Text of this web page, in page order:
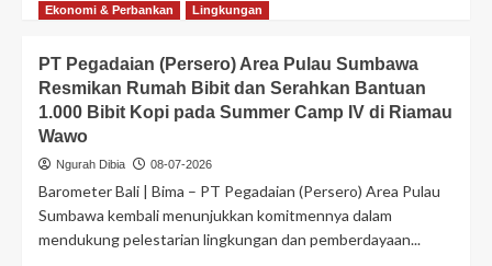
Ekonomi & Perbankan Lingkungan
PT Pegadaian (Persero) Area Pulau Sumbawa
Resmikan Rumah Bibit dan Serahkan Bantuan
1.000 Bibit Kopi pada Summer Camp IV di Riamau
Wawo
Ngurah Dibia 08-07-2026
Barometer Bali | Bima – PT Pegadaian (Persero) Area Pulau
Sumbawa kembali menunjukkan komitmennya dalam
mendukung pelestarian lingkungan dan pemberdayaan...